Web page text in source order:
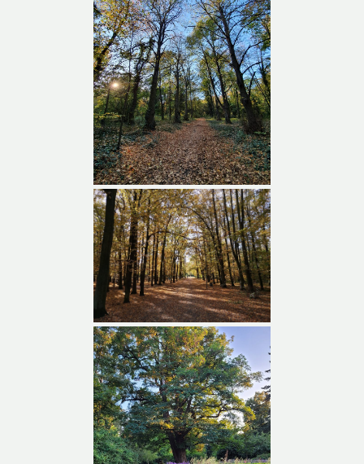
Park Grabiszyński –
wejście do parku od
strony Hallera
Park Grabiszyński
Park Grabiszyński